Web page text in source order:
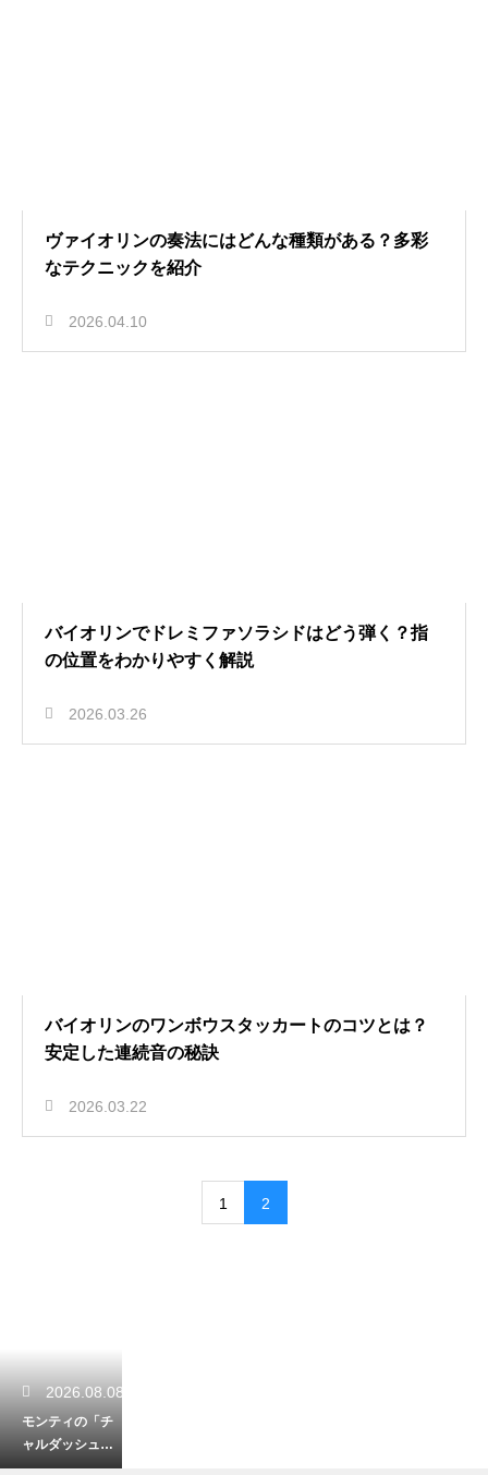
ヴァイオリンの奏法にはどんな種類がある？多彩
なテクニックを紹介
2026.04.10
バイオリンでドレミファソラシドはどう弾く？指
の位置をわかりやすく解説
2026.03.26
バイオリンのワンボウスタッカートのコツとは？
安定した連続音の秘訣
2026.03.22
1 2
2026.08.08
モンティの「チ
ャルダッシュ」
の魅力！ゆった